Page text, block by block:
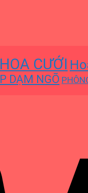
HOA CƯỚI
DẠM NGÕ